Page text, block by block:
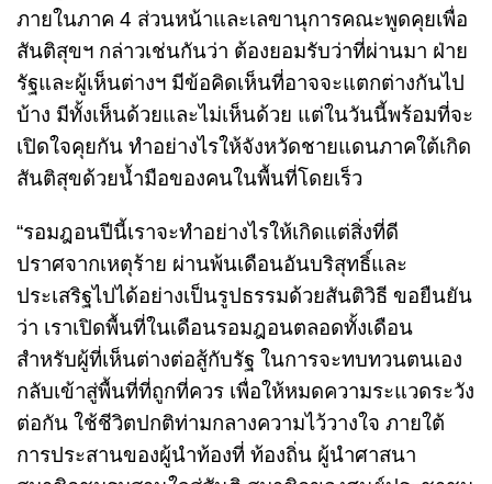
ภายในภาค 4 ส่วนหน้าและเลขานุการคณะพูดคุยเพื่อ
สันติสุขฯ กล่าวเช่นกันว่า ต้องยอมรับว่าที่ผ่านมา ฝ่าย
รัฐและผู้เห็นต่างฯ มีข้อคิดเห็นที่อาจจะแตกต่างกันไป
บ้าง มีทั้งเห็นด้วยและไม่เห็นด้วย แต่ในวันนี้พร้อมที่จะ
เปิดใจคุยกัน ทำอย่างไรให้จังหวัดชายแดนภาคใต้เกิด
สันติสุขด้วยน้ำมือของคนในพื้นที่โดยเร็ว
“รอมฎอนปีนี้เราจะทำอย่างไรให้เกิดแต่สิ่งที่ดี
ปราศจากเหตุร้าย ผ่านพ้นเดือนอันบริสุทธิ์และ
ประเสริฐไปได้อย่างเป็นรูปธรรมด้วยสันติวิธี ขอยืนยัน
ว่า เราเปิดพื้นที่ในเดือนรอมฎอนตลอดทั้งเดือน
สำหรับผู้ที่เห็นต่างต่อสู้กับรัฐ ในการจะทบทวนตนเอง
กลับเข้าสู่พื้นที่ที่ถูกที่ควร เพื่อให้หมดความระแวดระวัง
ต่อกัน ใช้ชีวิตปกติท่ามกลางความไว้วางใจ ภายใต้
การประสานของผู้นำท้องที่ ท้องถิ่น ผู้นำศาสนา